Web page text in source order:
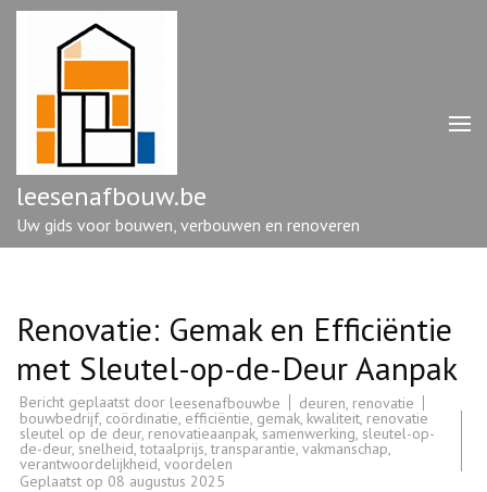
Ga
enter)
leesenafbouw.be
Uw gids voor bouwen, verbouwen en renoveren
Renovatie: Gemak en Efficiëntie
met Sleutel-op-de-Deur Aanpak
Bericht geplaatst door leesenafbouwbe deuren renovatie
bouwbedrijf, coördinatie, efficiëntie, gemak, kwaliteit, renovatie
sleutel op de deur, renovatieaanpak,samenwerking, sleutel-op-
de-deur, snelheid,totaalprijs,transparantie, vakmanschap,
verantwoordelijkheid, voordelen
Geplaatst op 08 augustus 2025